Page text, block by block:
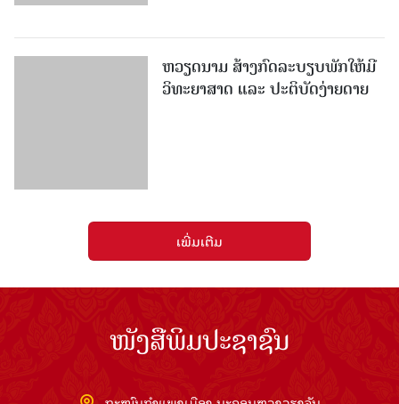
ຖະໜົນກຳແພງເມືອງ ນະຄອນຫຼວງວຽງຈັນ
ໂທລະສັບ: 021336111 - ແຟັກ: 021336113
ໜັງສືພິມ ປະ​ຊາ​ຊົນ
ສຳ​ນັກ​ງານ​ທີ່​ສຳ​ຄັນ
ລິຂະສິດ ©2026 www.pasaxon.org.la. ສະຫງວນໄວ້ເຊິງສິດ